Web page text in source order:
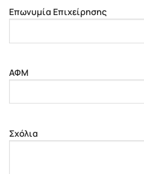
Επωνυμία Επιχείρησης
ΑΦΜ
Σχόλια